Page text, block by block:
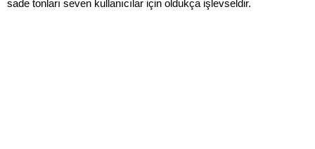
sade tonları seven kullanıcılar için oldukça işlevseldir.